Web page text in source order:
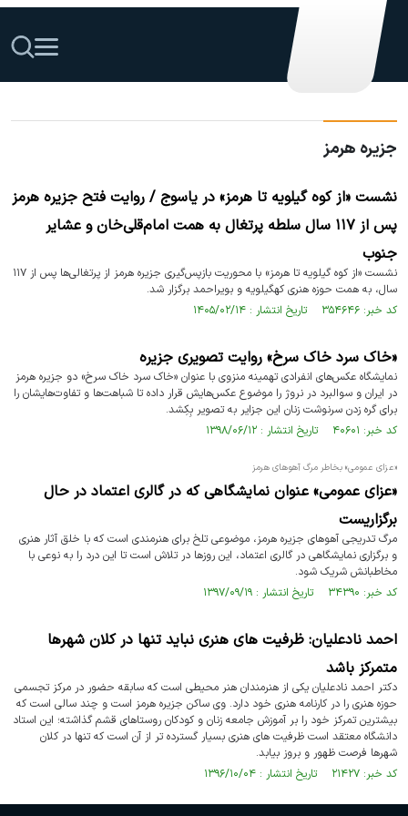
جزیره هرمز
نشست «از کوه گیلویه تا هرمز» در یاسوج / روایت فتح جزیره هرمز
پس از ۱۱۷ سال سلطه پرتغال به همت امام‌قلی‌خان و عشایر
جنوب
نشست «از کوه گیلویه تا هرمز» با محوریت بازپس‌گیری جزیره هرمز از پرتغالی‌ها پس از ۱۱۷
سال، به همت حوزه هنری کهگیلویه و بویراحمد برگزار شد.
کد خبر: ۳۵۴۶۴۶ تاریخ انتشار : ۱۴۰۵/۰۲/۱۴
«خاک سرد خاک سرخ» روایت تصویری جزیره
نمایشگاه عکس‌های انفرادی تهمینه منزوی با عنوان «خاک سرد خاک سرخ» دو جزیره‌ هرمز
در ایران و سوالبرد در نروژ را موضوع عکس‌هایش قرار داده تا شباهت‌ها و تفاوت‌هایشان را
برای گره زدن سرنوشت زنان این جزایر به تصویر بِکِشد.
کد خبر: ۴۰۶۰۱ تاریخ انتشار : ۱۳۹۸/۰۶/۱۲
«عزای عمومی» بخاطر مرگ آهوهای هرمز
«عزای عمومی» عنوان نمایشگاهی که در گالری اعتماد در حال
برگزاریست
مرگ تدریجی آهوهای جزیره هرمز، موضوعی تلخ برای هنرمندی است که با خلق آثار هنری‌
و برگزاری نمایشگاهی در گالری اعتماد، این روزها در تلاش است تا این درد را به نوعی با
مخاطبانش شریک شود.
کد خبر: ۳۴۳۹۰ تاریخ انتشار : ۱۳۹۷/۰۹/۱۹
احمد نادعلیان: ظرفیت های هنری نباید تنها در کلان شهرها
متمرکز باشد
دکتر احمد نادعلیان یکی از هنرمندان هنر محیطی است که سابقه حضور در مرکز تجسمی
حوزه هنری را در کارنامه هنری خود دارد. وی ساکن جزیره هرمز است و چند سالی است که
بیشترین تمرکز خود را بر آموزش جامعه زنان و کودکان روستاهای قشم گذاشته؛ این استاد
دانشگاه معتقد است ظرفیت های هنری بسیار گسترده تر از آن است که تنها در کلان
شهرها فرصت ظهور و بروز بیابد.
کد خبر: ۲۱۴۲۷ تاریخ انتشار : ۱۳۹۶/۱۰/۰۴